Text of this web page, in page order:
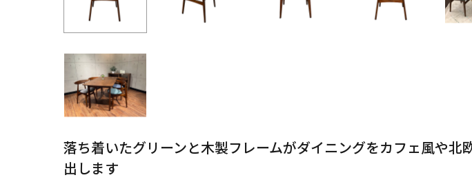
落ち着いたグリーンと木製フレームがダイニングをカフェ風や北
出します